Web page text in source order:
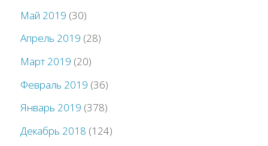
Май 2019 (30)
Апрель 2019 (28)
Март 2019 (20)
Февраль 2019 (36)
Январь 2019 (378)
Декабрь 2018 (124)